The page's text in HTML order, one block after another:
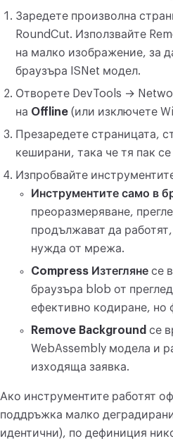
Заредете произволна
RoundCut. Използвайте
на малко изображение, за
браузъра ISNet модел.
Отворете DevTools →
на Offline (или изключете
Презаредете страницата,
кеширани, така че тя пак
Изпробвайте
Инструментите само в
преоразмеряване,
продължават да
нужда от мрежа.
Compress Изтегляне се
браузъра blob от
ефективно кодиране, но
Remove Background се
WebAssembly модела и
изходяща заявка.
Ако инструментите работят
поддръжка малко
идентични), по дефиниция